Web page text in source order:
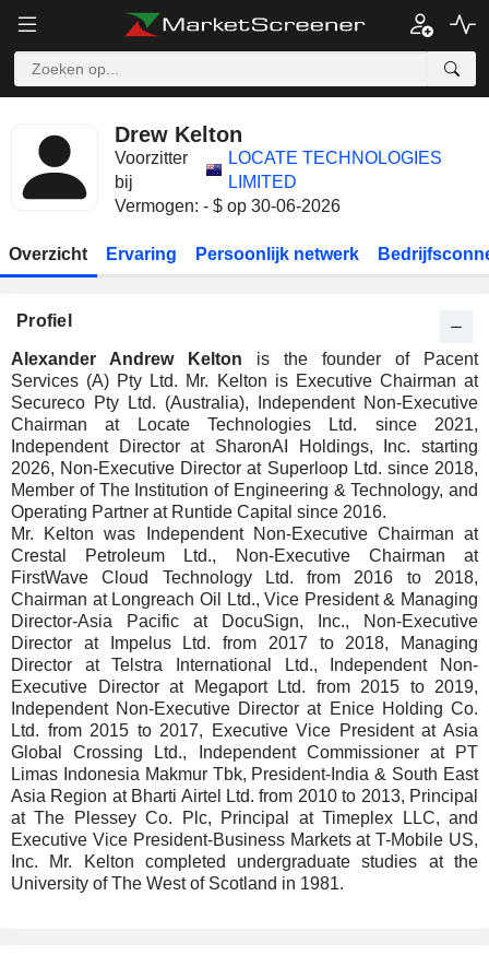
Drew Kelton
Voorzitter
bij
LOCATE TECHNOLOGIES
LIMITED
Vermogen: - $ op 30-06-2026
Overzicht Ervaring Persoonlijk netwerk
Profiel
Alexander Andrew Kelton is the founder of Pacent
Services (A) Pty Ltd. Mr. Kelton is Executive Chairman at
Secureco Pty Ltd. (Australia), Independent Non-Executive
Chairman at Locate Technologies Ltd. since 2021,
Independent Director at SharonAI Holdings, Inc. starting
2026, Non-Executive Director at Superloop Ltd. since 2018,
Member of The Institution of Engineering & Technology, and
Operating Partner at Runtide Capital since 2016.
Mr. Kelton was Independent Non-Executive Chairman at
Crestal Petroleum Ltd., Non-Executive Chairman at
FirstWave Cloud Technology Ltd. from 2016 to 2018,
Chairman at Longreach Oil Ltd., Vice President & Managing
Director-Asia Pacific at DocuSign, Inc., Non-Executive
Director at Impelus Ltd. from 2017 to 2018, Managing
Director at Telstra International Ltd., Independent Non-
Executive Director at Megaport Ltd. from 2015 to 2019,
Independent Non-Executive Director at Enice Holding Co.
Ltd. from 2015 to 2017, Executive Vice President at Asia
Global Crossing Ltd., Independent Commissioner at PT
Limas Indonesia Makmur Tbk, President-India & South East
Asia Region at Bharti Airtel Ltd. from 2010 to 2013, Principal
at The Plessey Co. Plc, Principal at Timeplex LLC, and
Executive Vice President-Business Markets at T-Mobile US,
Inc. Mr. Kelton completed undergraduate studies at the
University of The West of Scotland in 1981.